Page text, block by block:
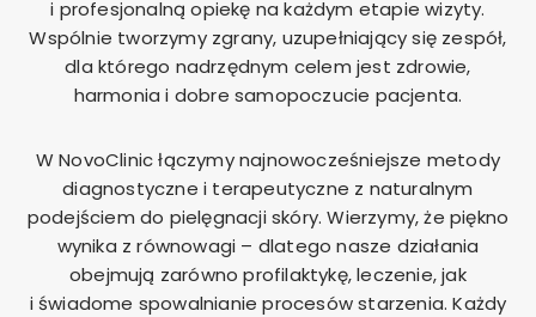
i profesjonalną opiekę na każdym etapie wizyty.
Wspólnie tworzymy zgrany, uzupełniający się zespół,
dla którego nadrzędnym celem jest zdrowie,
harmonia i dobre samopoczucie pacjenta.
W NovoClinic łączymy najnowocześniejsze metody
diagnostyczne i terapeutyczne z naturalnym
podejściem do pielęgnacji skóry. Wierzymy, że piękno
wynika z równowagi – dlatego nasze działania
obejmują zarówno profilaktykę, leczenie, jak
i świadome spowalnianie procesów starzenia. Każdy